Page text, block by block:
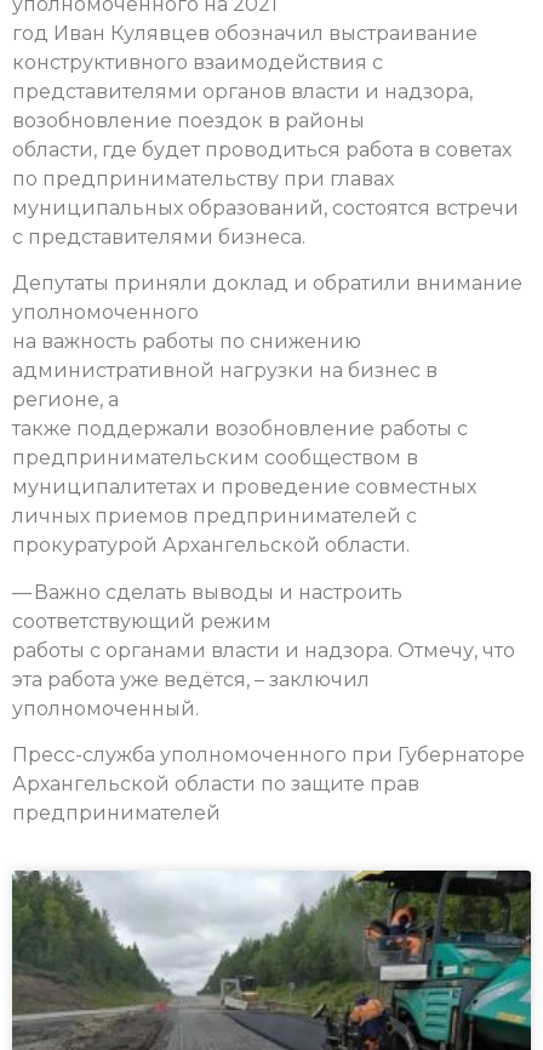
год Иван Кулявцев обозначил выстраивание
конструктивного взаимодействия с
представителями органов власти и надзора,
возобновление поездок в районы
области, где будет проводиться работа в советах
по предпринимательству при главах
муниципальных образований, состоятся встречи
с представителями бизнеса.
Депутаты приняли доклад и обратили внимание
уполномоченного
на важность работы по снижению
административной нагрузки на бизнес в
регионе, а
также поддержали возобновление работы с
предпринимательским сообществом в
муниципалитетах и проведение совместных
личных приемов предпринимателей с
прокуратурой Архангельской области.
— Важно сделать выводы и настроить
соответствующий режим
работы с органами власти и надзора. Отмечу, что
эта работа уже ведётся, – заключил
уполномоченный.
Пресс-служба уполномоченного при Губернаторе
Архангельской области по защите прав
предпринимателей